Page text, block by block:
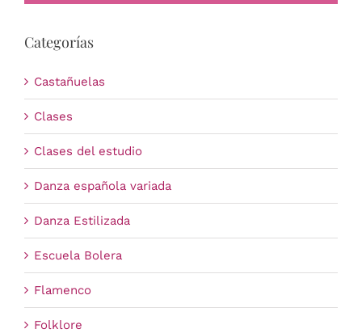
Estudio
Carrito
Categorías
Castañuelas
Clases
Clases del estudio
Danza española variada
Danza Estilizada
Escuela Bolera
Flamenco
Folklore